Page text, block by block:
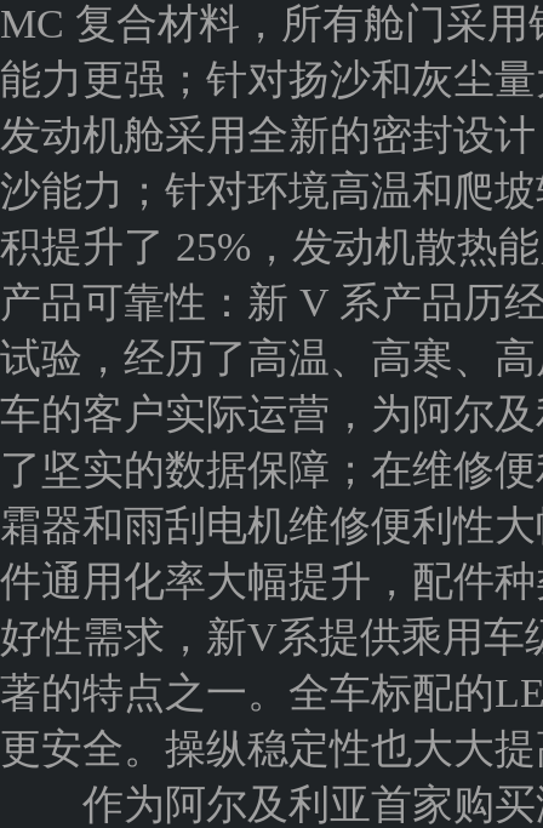
MC 复合材料，所有舱门采
能力更强；针对扬沙和灰尘
发动机舱采用全新的密封设
沙能力；针对环境高温和爬
积提升了 25%，发动机散热
产品可靠性：新 V 系产品历
试验，经历了高温、高寒、
车的客户实际运营，为阿尔
了坚实的数据保障；在维修
霜器和雨刮电机维修便利性
件通用化率大幅提升，配件
好性需求，新V系提供乘用车
著的特点之一。全车标配的
更安全。操纵稳定性也大大
作为阿尔及利亚首家购买